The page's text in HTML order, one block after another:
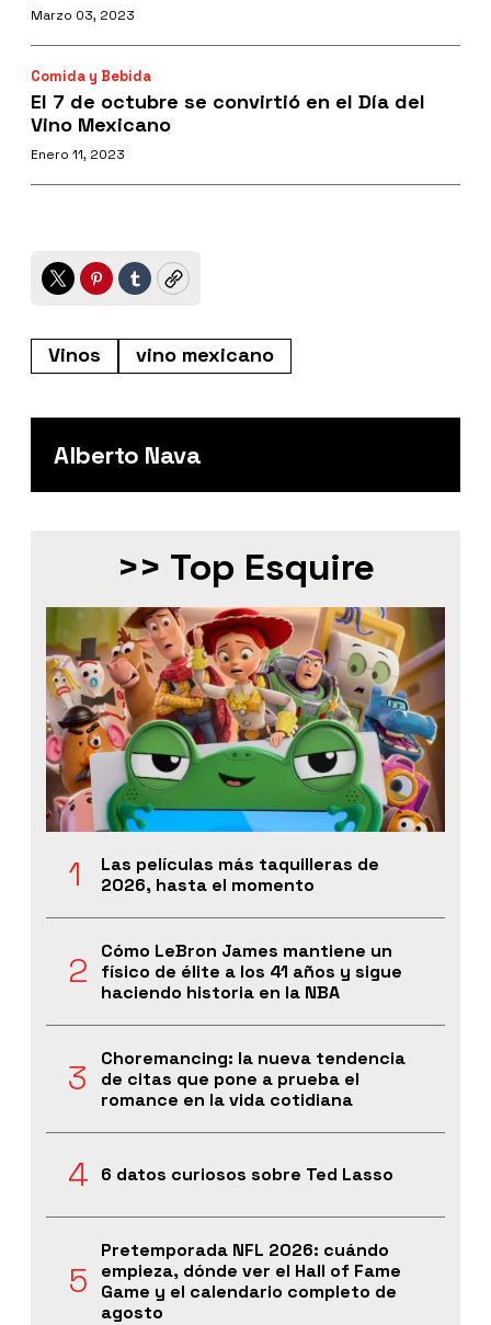
Marzo 03, 2023
Comida y Bebida
El 7 de octubre se convirtió en el Día del
Vino Mexicano
Enero 11, 2023
TwitterPinterest
TumblrCopy
Vinos vino mexicano
Alberto Nava
>> Top Esquire
Las películas más taquilleras de
2026, hasta el momento
Cómo LeBron James mantiene un
físico de élite a los 41 años y sigue
haciendo historia en la NBA
Choremancing: la nueva tendencia
de citas que pone a prueba el
romance en la vida cotidiana
6 datos curiosos sobre Ted Lasso
Pretemporada NFL 2026: cuándo
empieza, dónde ver el Hall of Fame
Game y el calendario completo de
agosto